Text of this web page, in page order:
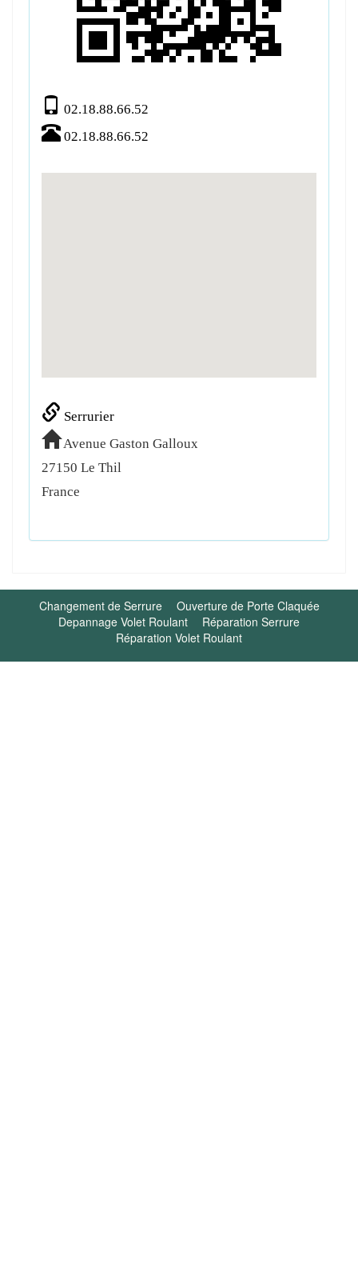
02.18.88.66.52
02.18.88.66.52
Serrurier
Avenue Gaston Galloux
27150 Le Thil
France
Changement de Serrure
Ouverture de Porte Claquée
Depannage Volet Roulant
Réparation Serrure
Réparation Volet Roulant